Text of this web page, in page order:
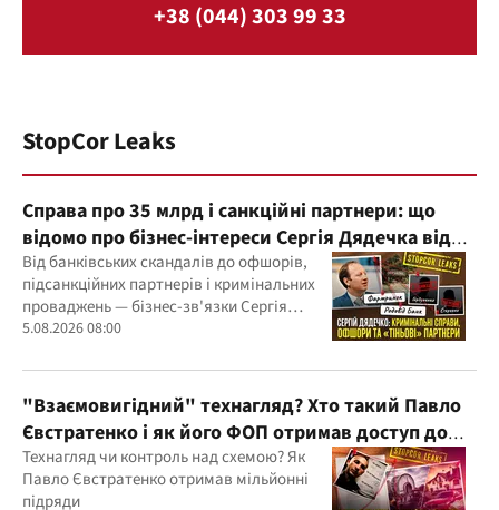
+38 (044) 303 99 33
StopCor Leaks
Справа про 35 млрд і санкційні партнери: що
відомо про бізнес-інтереси Сергія Дядечка від
"Родовід Банку" до "ФАРМАСЕЛ"
Від банківських скандалів до офшорів,
підсанкційних партнерів і кримінальних
проваджень — бізнес-зв'язки Сергія
Дядечка й досі простягаються через
5.08.2026 08:00
"Взаємовигідний" технагляд? Хто такий Павло
Євстратенко і як його ФОП отримав доступ до
бюджетних мільйонів?
Технагляд чи контроль над схемою? Як
Павло Євстратенко отримав мільйонні
підряди